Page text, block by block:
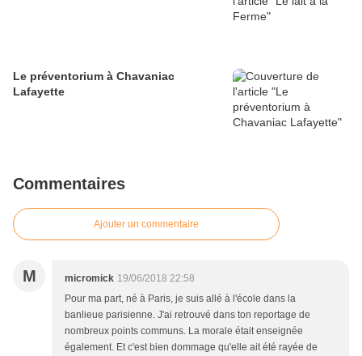
Le préventorium à Chavaniac
Lafayette
Commentaires
Ajouter un commentaire
M micromick 19/06/2018 22:58
Pour ma part, né à Paris, je suis allé à l'école dans la
banlieue parisienne. J'ai retrouvé dans ton reportage de
nombreux points communs. La morale était enseignée
également. Et c'est bien dommage qu'elle ait été rayée de